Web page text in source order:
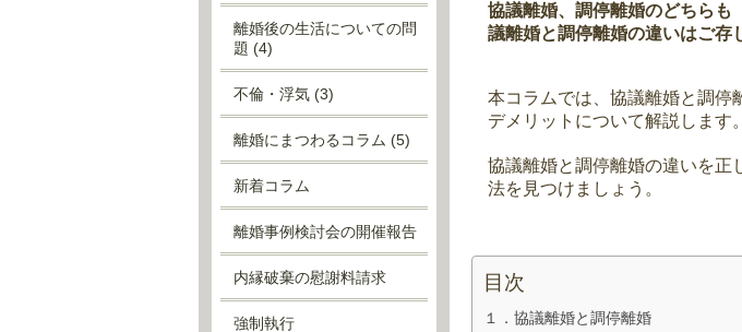
協議離婚、調停離婚のどちらも
議離婚と調停離婚の違いはご存
本コラムでは、協議離婚と調停
デメリットについて解説します。
協議離婚と調停離婚の違いを正
法を見つけましょう。
目次
１．協議離婚と調停離婚
離婚後の生活についての問
題 (4)
不倫・浮気 (3)
離婚にまつわるコラム (5)
新着コラム
離婚事例検討会の開催報告
内縁破棄の慰謝料請求
強制執行